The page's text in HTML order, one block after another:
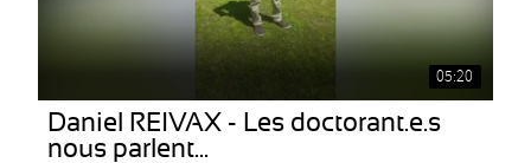
05:20
Daniel REIVAX - Les doctorant.e.s
nous parlent...